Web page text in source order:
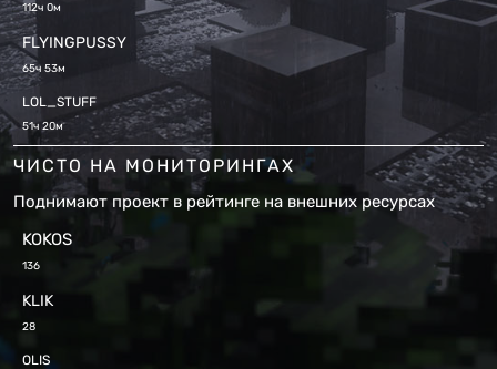
112ч 0м
FLYINGPUSSY
65ч 53м
LOL_STUFF
51ч 20м
ЧИСТО НА МОНИТОРИНГАХ
Поднимают проект в рейтинге на внешних ресурсах
KOKOS
136
KLIK
28
OLIS